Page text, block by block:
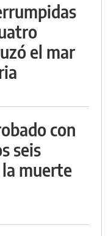
el mar
con
seis
muerte